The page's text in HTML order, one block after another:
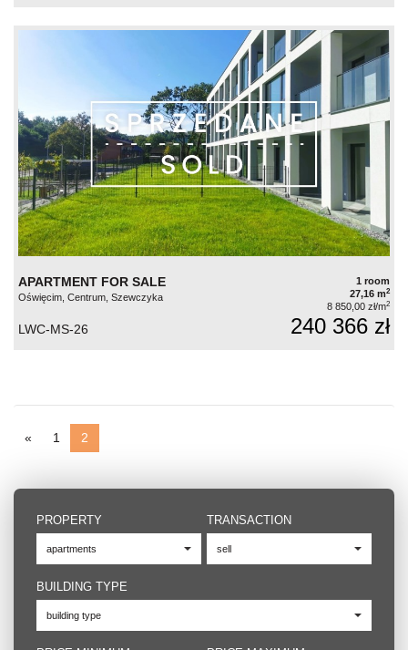
APARTMENT FOR SALE
Oświęcim, Centrum, Szewczyka
1 room
27,16 m2
8 850,00 zł/m2
LWC-MS-26 240 366 zł
« 1 2
PROPERTY TRANSACTION
BUILDING TYPE